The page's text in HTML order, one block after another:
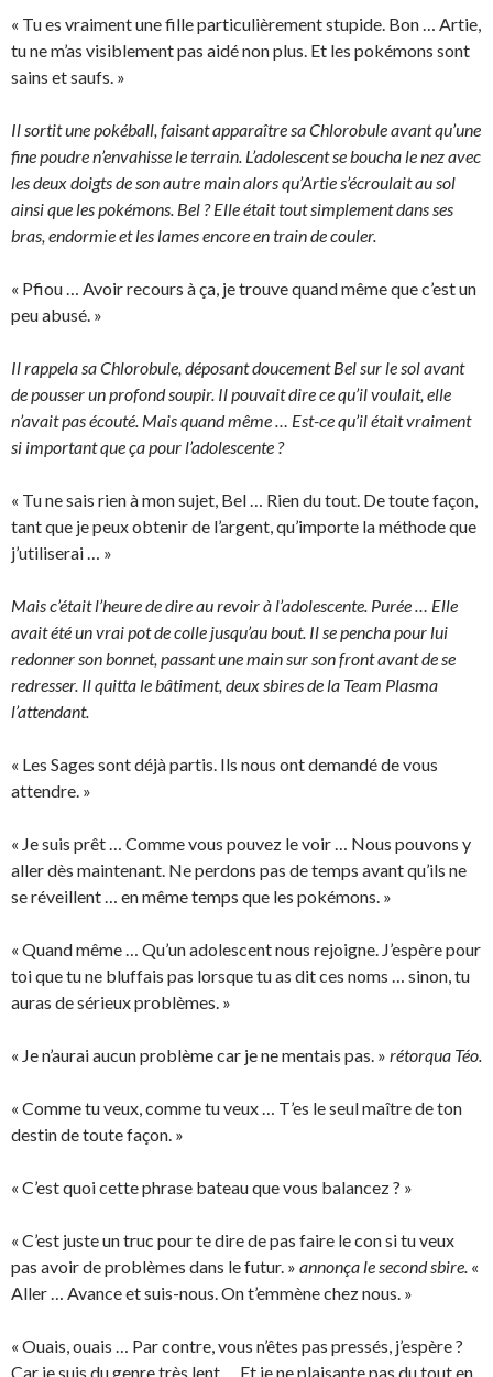
« Tu es vraiment une fille particulièrement stupide. Bon … Artie,
tu ne m’as visiblement pas aidé non plus. Et les pokémons sont
sains et saufs. »
Il sortit une pokéball, faisant apparaître sa Chlorobule avant qu’une
fine poudre n’envahisse le terrain. L’adolescent se boucha le nez avec
les deux doigts de son autre main alors qu’Artie s’écroulait au sol
ainsi que les pokémons. Bel ? Elle était tout simplement dans ses
bras, endormie et les lames encore en train de couler.
« Pfiou … Avoir recours à ça, je trouve quand même que c’est un
peu abusé. »
Il rappela sa Chlorobule, déposant doucement Bel sur le sol avant
de pousser un profond soupir. Il pouvait dire ce qu’il voulait, elle
n’avait pas écouté. Mais quand même … Est-ce qu’il était vraiment
si important que ça pour l’adolescente ?
« Tu ne sais rien à mon sujet, Bel … Rien du tout. De toute façon,
tant que je peux obtenir de l’argent, qu’importe la méthode que
j’utiliserai … »
Mais c’était l’heure de dire au revoir à l’adolescente. Purée … Elle
avait été un vrai pot de colle jusqu’au bout. Il se pencha pour lui
redonner son bonnet, passant une main sur son front avant de se
redresser. Il quitta le bâtiment, deux sbires de la Team Plasma
l’attendant.
« Les Sages sont déjà partis. Ils nous ont demandé de vous
attendre. »
« Je suis prêt … Comme vous pouvez le voir … Nous pouvons y
aller dès maintenant. Ne perdons pas de temps avant qu’ils ne
se réveillent … en même temps que les pokémons. »
« Quand même … Qu’un adolescent nous rejoigne. J’espère pour
toi que tu ne bluffais pas lorsque tu as dit ces noms … sinon, tu
auras de sérieux problèmes. »
« Je n’aurai aucun problème car je ne mentais pas. » rétorqua Téo.
« Comme tu veux, comme tu veux … T’es le seul maître de ton
destin de toute façon. »
« C’est quoi cette phrase bateau que vous balancez ? »
« C’est juste un truc pour te dire de pas faire le con si tu veux
pas avoir de problèmes dans le futur. » annonça le second sbire. «
Aller … Avance et suis-nous. On t’emmène chez nous. »
« Ouais, ouais … Par contre, vous n’êtes pas pressés, j’espère ?
Car je suis du genre très lent … Et je ne plaisante pas du tout en